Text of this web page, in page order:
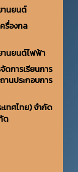
านยนต์
รื่องกล
านยนต์ไฟฟ้า
ดการเรียนการ
านประกอบการ
ทศไทย) จำกัด
ด